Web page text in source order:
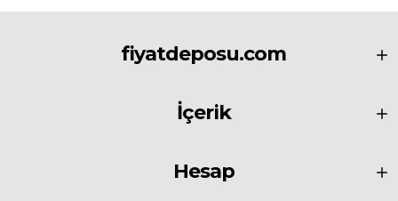
fiyatdeposu.com
İçerik
Hesap